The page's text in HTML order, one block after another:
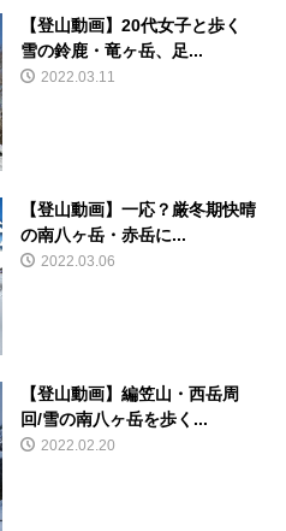
【登山動画】20代女子と歩く
雪の鈴鹿・竜ヶ岳、足...
2022.03.11
【登山動画】一応？厳冬期快晴
の南八ヶ岳・赤岳に...
2022.03.06
【登山動画】編笠山・西岳周
回/雪の南八ヶ岳を歩く...
2022.02.20